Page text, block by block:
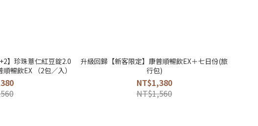
】珍珠薏仁紅豆錠2.0
暢飲EX （2包／入）
升級回歸【新客限定】康普順暢飲EX＋七日份(旅
行包)
NT$1,380
NT$1,560